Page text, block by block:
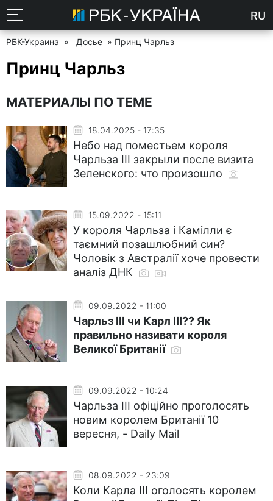
RU
РБК-Украина » Досье » Принц Чарльз
Принц Чарльз
МАТЕРИАЛЫ ПО ТЕМЕ
18.04.2025 - 17:35
Небо над поместьем короля
Чарльза III закрыли после визита
Зеленского: что произошло
15.09.2022 - 15:11
У короля Чарльза і Камілли є
таємний позашлюбний син?
Чоловік з Австралії хоче провести
аналіз ДНК
09.09.2022 - 11:00
Чарльз III чи Карл III?? Як
правильно називати короля
Великої Британії
09.09.2022 - 10:24
Чарльза III офіційно проголосять
новим королем Британії 10
вересня, - Daily Mail
08.09.2022 - 23:09
Коли Карла III оголосять королем